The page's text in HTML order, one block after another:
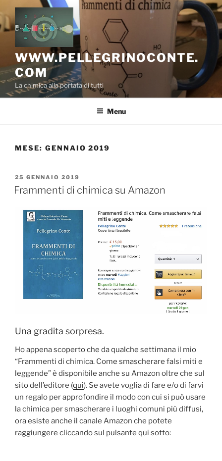
Salta
al
contenuto
WWW.PELLEGRINOCONTE.
COM
La chimica alla portata di tutti
Menu
MESE: GENNAIO 2019
PUBBLICATO
IL
25 GENNAIO 2019
Frammenti di chimica su Amazon
Una gradita sorpresa.
Ho appena scoperto che da qualche settimana il mio
“Frammenti di chimica. Come smascherare falsi miti e
leggende” è disponibile anche su Amazon oltre che sul
sito dell’editore (qui). Se avete voglia di fare e/o di farvi
un regalo per approfondire il modo con cui si può usare
la chimica per smascherare i luoghi comuni più diffusi,
ora esiste anche il canale Amazon che potete
raggiungere cliccando sul pulsante qui sotto: